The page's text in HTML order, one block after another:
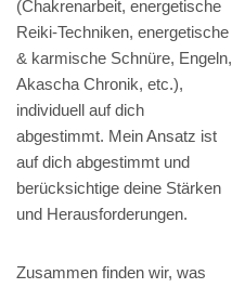
(Chakrenarbeit, energetische
Reiki-Techniken, energetische
& karmische Schnüre, Engeln,
Akascha Chronik, etc.),
individuell auf dich
abgestimmt. Mein Ansatz ist
auf dich abgestimmt und
berücksichtige deine Stärken
und Herausforderungen.
Zusammen finden wir, was